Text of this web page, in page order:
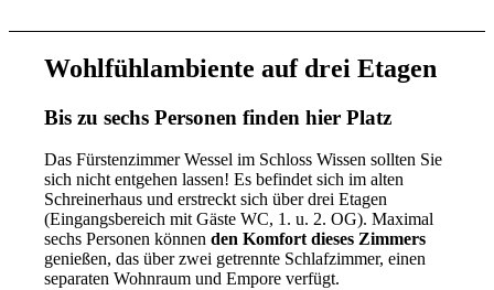
Wohlfühlambiente auf drei Etagen
Bis zu sechs Personen finden hier Platz
Das Fürstenzimmer Wessel im Schloss Wissen sollten Sie
sich nicht entgehen lassen! Es befindet sich im alten
Schreinerhaus und erstreckt sich über drei Etagen
(Eingangsbereich mit Gäste WC, 1. u. 2. OG). Maximal
sechs Personen könnenden Komfort dieses Zimmers
genießen, das über zwei getrennte Schlafzimmer, einen
separaten Wohnraum und Empore verfügt.